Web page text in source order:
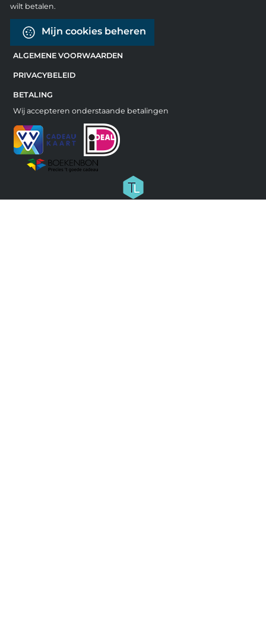
wilt betalen.
Mijn cookies beheren
ALGEMENE VOORWAARDEN
PRIVACYBELEID
BETALING
Wij accepteren onderstaande betalingen